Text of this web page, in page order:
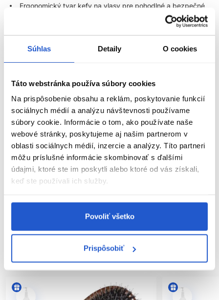
Súhlas Detaily O cookies
Táto webstránka používa súbory cookies
Na prispôsobenie obsahu a reklám, poskytovanie funkcií
sociálnych médií a analýzu návštevnosti používame
súbory cookie. Informácie o tom, ako používate naše
webové stránky, poskytujeme aj našim partnerom v
oblasti sociálnych médií, inzercie a analýzy. Títo partneri
môžu príslušné informácie skombinovať s ďalšími
údajmi, ktoré ste im poskytli alebo ktoré od vás získali,
keď ste používali ich služby.
Povoliť všetko
Prispôsobiť
Ergonomický tvar kefy na vlasy pre pohodlné a bezpečné
Jemná a šetrná k vlasom – minimalizuje lámanie a
Spoľahlivá voľba pre krásne a uhladené vlasy
Kefa My-She DetanGlide RedVelvetje ideálna na každodenné
použitie pre všetky typy vlasov – jemné, hrubé, kučeravé aj
rovné. Vďaka špeciálne navrhnutým štetinám dokonale kĺže po
povrchu vlasov, efektívne rozpletá uzlíky a znižuje riziko lámania
alebo vytrhávania vlasov. Či už máte prirodzene hustú hrivu,
jemné vlasy alebo predĺžené či nadpojené vlasy, táto kefa vám
poskytne vždy šetrnú a spoľahlivú starostlivosť.
Profesionálna kefa na mokré aj suché vlasy
tvarovaným a flexibilným štetinám jemne prechádza po vlasoch
sú prirodzene náchylnejšie na poškodenie, preto je správny
My-She DetanGlide RedVelvet
vlasov
Parametre
Značka
SÚVISIACE PRODUKTY